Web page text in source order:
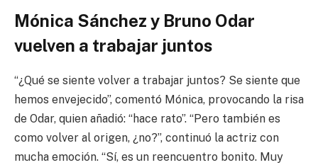
Mónica Sánchez y Bruno Odar
vuelven a trabajar juntos
“¿Qué se siente volver a trabajar juntos? Se siente que
hemos envejecido”, comentó Mónica, provocando la risa
de Odar, quien añadió: “hace rato”. “Pero también es
como volver al origen, ¿no?”, continuó la actriz con
mucha emoción. “Sí, es un reencuentro bonito. Muy